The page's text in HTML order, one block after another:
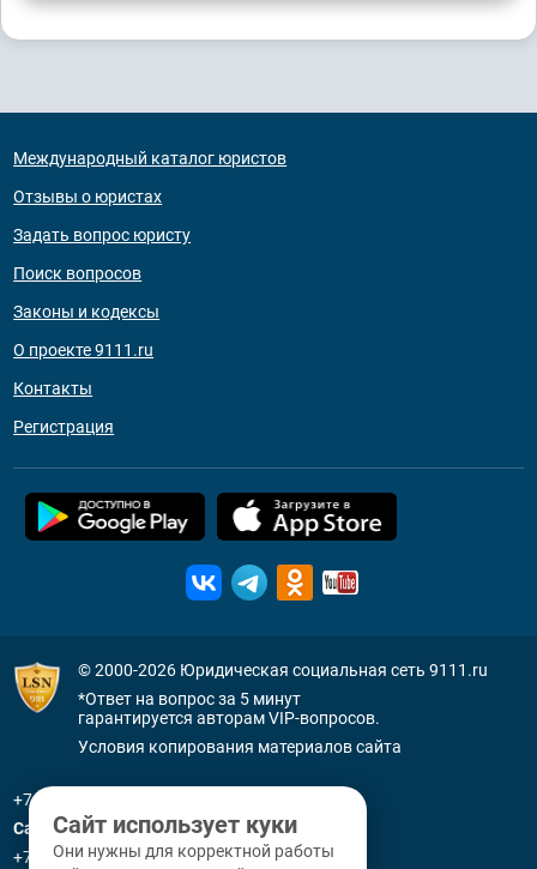
Международный каталог юристов
Отзывы о юристах
Задать вопрос юристу
Поиск вопросов
Законы и кодексы
О проекте 9111.ru
Контакты
Регистрация
© 2000-2026 Юридическая социальная сеть 9111.ru
*Ответ на вопрос за 5 минут
гарантируется авторам VIP-вопросов.
Условия копирования материалов сайта
+7 (800) 505-91-11
Санкт-Петербург
+7 (812) 336-92-64
Сайт использует куки
Они нужны для корректной работы